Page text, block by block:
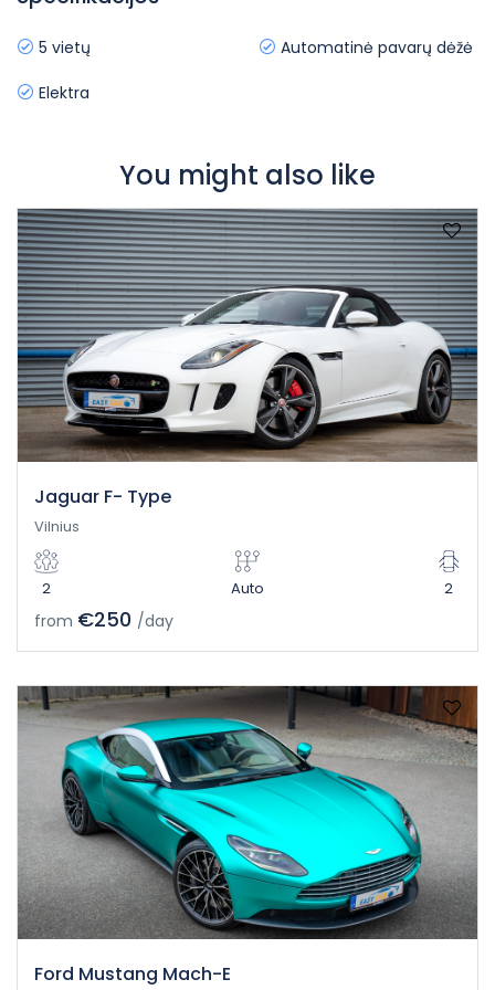
5 vietų Automatinė pavarų dėžė
Elektra
You might also like
Jaguar F- Type
Vilnius
2 Auto 2
from €250 /day
Ford Mustang Mach-E